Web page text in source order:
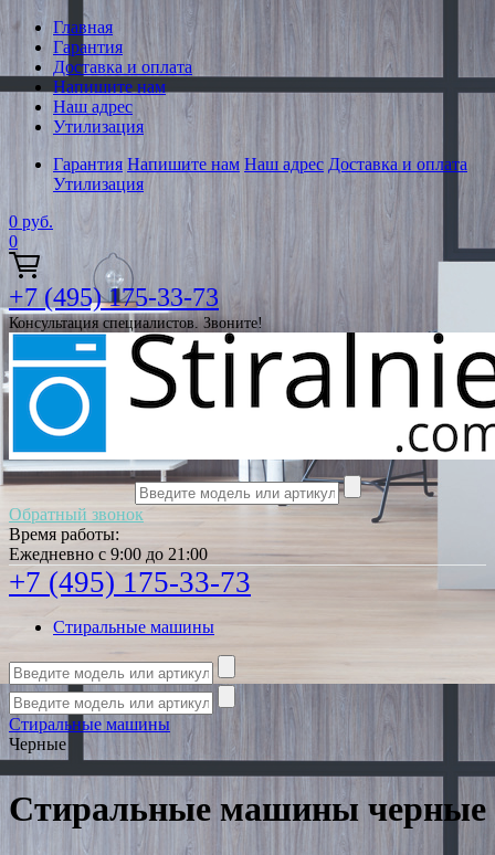
Главная
Гарантия
Доставка и оплата
Напишите нам
Наш адрес
Утилизация
Гарантия Напишите нам Наш адрес Доставка и оплата
Утилизация
0 руб.
0
+7 (495) 175-33-73
Консультация специалистов. Звоните!
Обратный звонок
Время работы:
Ежедневно с 9:00 до 21:00
+7 (495) 175-33-73
Стиральные машины
Стиральные машины
Черные
Стиральные машины черные